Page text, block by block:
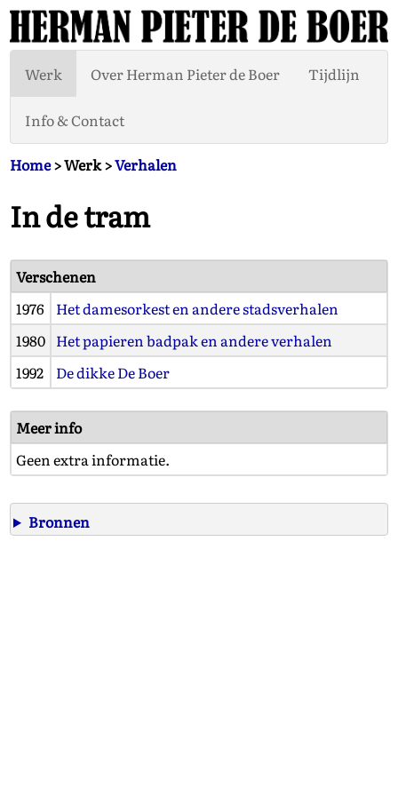
Werk Over Herman Pieter de Boer Tijdlijn
Info & Contact
Home> Werk >Verhalen
In de tram
Verschenen
1976
Het damesorkest en andere stadsverhalen
1980 Het papieren badpak en andere verhalen
1992
De dikke De Boer
Meer info
Geen extra informatie.
Bronnen